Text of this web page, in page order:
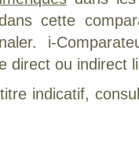
cette
i-
direct ou indirect
indicatif,